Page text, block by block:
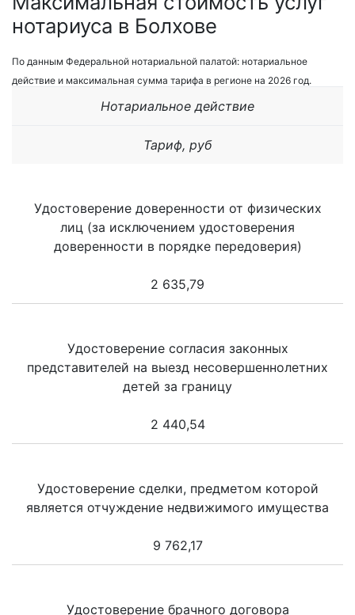
нотариуса в Болхове
По данным Федеральной нотариальной палатой: нотариальное
действие и максимальная сумма тарифа в регионе на 2026 год.
Нотариальное действие
Тариф, руб
Удостоверение доверенности от физических
лиц (за исключением удостоверения
доверенности в порядке передоверия)
2 635,79
Удостоверение согласия законных
представителей на выезд несовершеннолетних
детей за границу
2 440,54
Удостоверение сделки, предметом которой
является отчуждение недвижимого имущества
9 762,17
Удостоверение брачного договора